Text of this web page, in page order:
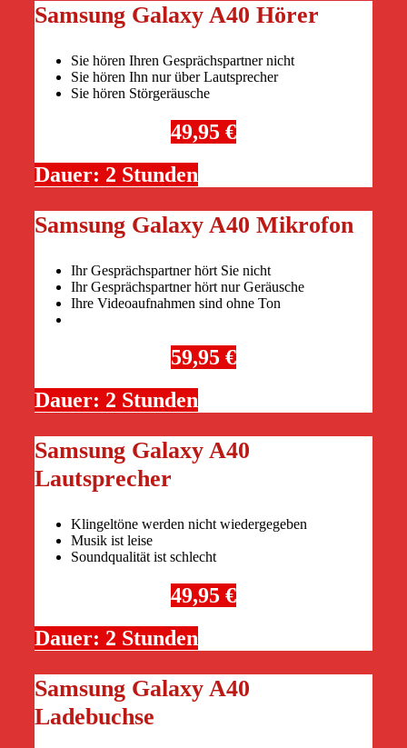
Samsung Galaxy A40 Hörer
Sie hören Ihren Gesprächspartner nicht
Sie hören Ihn nur über Lautsprecher
Sie hören Störgeräusche
49,95 €
Dauer: 2 Stunden
Samsung Galaxy A40 Mikrofon
Ihr Gesprächspartner hört Sie nicht
Ihr Gesprächspartner hört nur Geräusche
Ihre Videoaufnahmen sind ohne Ton
59,95 €
Dauer: 2 Stunden
Samsung Galaxy A40
Lautsprecher
Klingeltöne werden nicht wiedergegeben
Musik ist leise
Soundqualität ist schlecht
49,95 €
Dauer: 2 Stunden
Samsung Galaxy A40
Ladebuchse